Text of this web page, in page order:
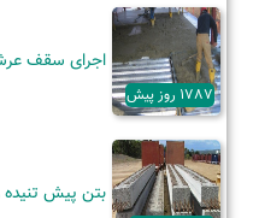
1787 روز پیش
اجرای سقف
بتن پیش